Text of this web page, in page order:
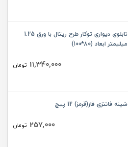
تابلوی دیواری توکار طرح ریتال با ورق 1.25
میلیمتر ابعاد (80*100)
11,340,000 تومان
شینه فانتزی فاز(قرمز) 12 پیچ
257,000 تومان